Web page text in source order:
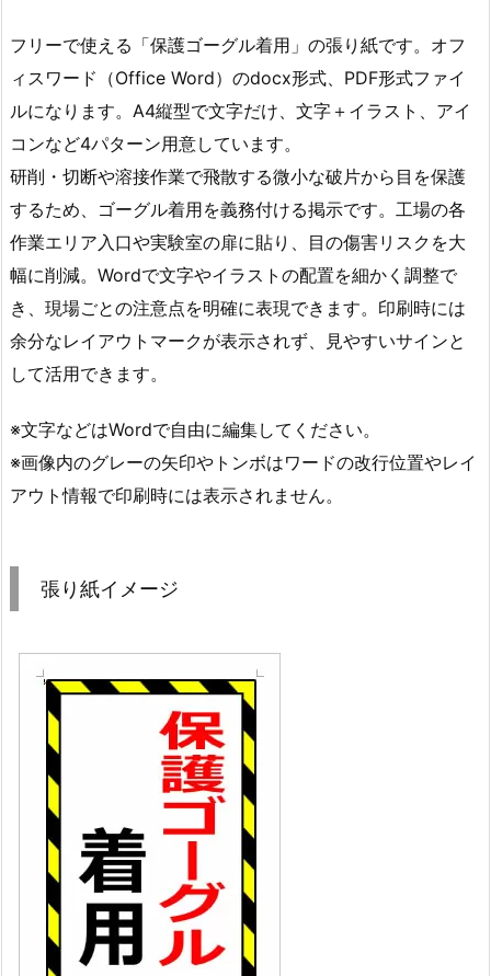
フリーで使える「保護ゴーグル着用」の張り紙です。オフ
ィスワード（Office Word）のdocx形式、PDF形式ファイ
ルになります。A4縦型で文字だけ、文字＋イラスト、アイ
コンなど4パターン用意しています。
研削・切断や溶接作業で飛散する微小な破片から目を保護
するため、ゴーグル着用を義務付ける掲示です。工場の各
作業エリア入口や実験室の扉に貼り、目の傷害リスクを大
幅に削減。Wordで文字やイラストの配置を細かく調整で
き、現場ごとの注意点を明確に表現できます。印刷時には
余分なレイアウトマークが表示されず、見やすいサインと
して活用できます。
※文字などはWordで自由に編集してください。
※画像内のグレーの矢印やトンボはワードの改行位置やレイ
アウト情報で印刷時には表示されません。
張り紙イメージ